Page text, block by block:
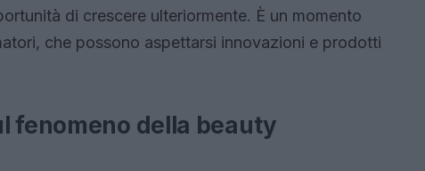
di crescere ulteriormente. È un momento
che possono aspettarsi innovazioni e prodotti
fenomeno della beauty